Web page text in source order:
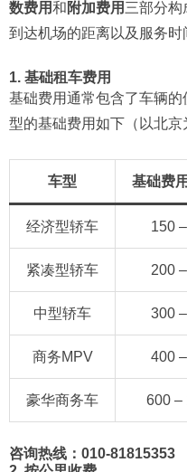
数费用和附加费用 三部分构
到达机场的距离以及服务时
1. 基础租车费用
基础费用通常包含了车辆
型的基础费用如下（以北京
车型 基础费
经济型轿车 150
紧凑型轿车 200
中型轿车 300
商务MPV 400
豪华商务车 600 –
咨询热线：010-81815353